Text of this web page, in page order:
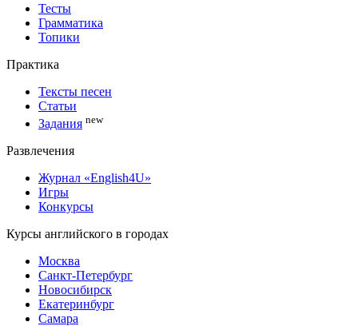
Тесты
Грамматика
Топики
Практика
Тексты песен
Статьи
Задания new
Развлечения
Журнал «English4U»
Игры
Конкурсы
Курсы английского в городах
Москва
Санкт-Петербург
Новосибирск
Екатеринбург
Самара